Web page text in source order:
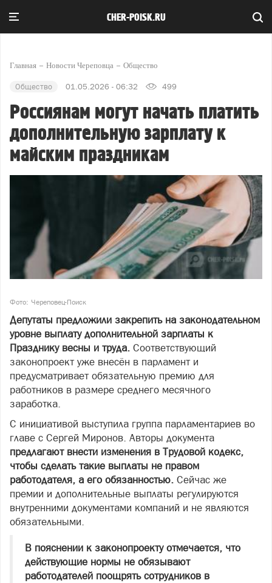
CHER-POISK.RU
Главная Новости Череповца Общество
Общество 01.05.2026 - 06:32 499
Россиянам могут начать платить
дополнительную зарплату к
майским праздникам
Фото: Череповец-Поиск
Депутаты предложили закрепить на законодательном
уровне выплату дополнительной зарплаты к
Празднику весны и труда. Соответствующий
законопроект уже внесён в парламент и
предусматривает обязательную премию для
работников в размере среднего месячного
заработка.
С инициативой выступила группа парламентариев во
главе с Сергей Миронов. Авторы документа
предлагают внести изменения в Трудовой кодекс,
чтобы сделать такие выплаты не правом
работодателя, а его обязанностью. Сейчас же
премии и дополнительные выплаты регулируются
внутренними документами компаний и не являются
обязательными.
В пояснении к законопроекту отмечается, что
действующие нормы не обязывают
работодателей поощрять сотрудников в